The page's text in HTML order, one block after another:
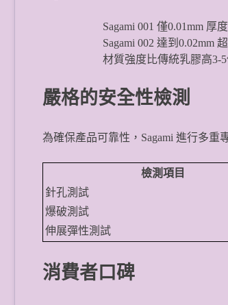
Sagami 001 僅0.01mm 厚
Sagami 002 達到0.02mm
材質強度比傳統乳膠高3-
嚴格的安全性檢測
為確保產品可靠性，Sagami 進行多重
檢測項目
針孔測試
爆破測試
伸展彈性測試
消費者口碑